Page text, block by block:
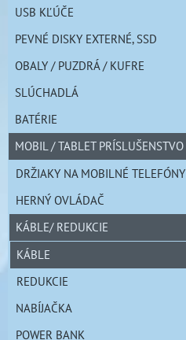
USB KĽÚČE
PEVNÉ DISKY EXTERNÉ, SSD
OBALY / PUZDRÁ / KUFRE
SLÚCHADLÁ
BATÉRIE
MOBIL / TABLET PRÍSLUŠENSTVO
DRŽIAKY NA MOBILNÉ TELEFÓNY
HERNÝ OVLÁDAČ
KÁBLE/ REDUKCIE
KÁBLE
REDUKCIE
NABÍJAČKA
POWER BANK